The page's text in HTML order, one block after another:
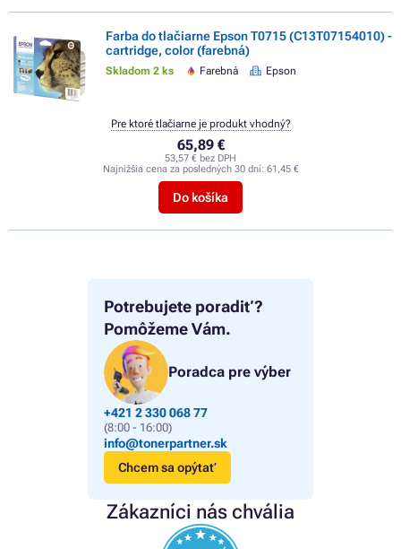
Potrebujete poradiť?
Pomôžeme Vám.
Poradca pre výber
+421 2 330 068 77
(8:00 - 16:00)
info@tonerpartner.sk
Chcem sa opýtať
Zákazníci nás chvália
Farba do tlačiarne Epson T0715 (C13T07154010) -
cartridge, color (farebná)
Skladom 2 ks Farebná Epson
65,89 €
53,57 € bez DPH
Najnižšia cena za posledných 30 dní: 61,45 €
Do košíka
Pre ktoré tlačiarne je produkt vhodný?